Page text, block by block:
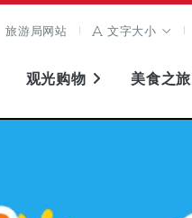
旅游局网站 文字大小
观光购物 美食之旅